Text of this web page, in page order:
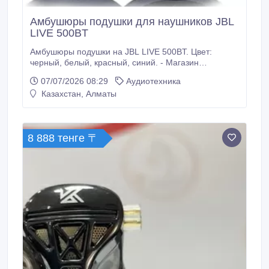
Амбушюры подушки для наушников JBL
LIVE 500BT
Амбушюры подушки на JBL LIVE 500BT. Цвет:
черный, белый, красный, синий. - Магазин
наушники.kz Наш адрес г. Алматы ул. Тимирязева
мкр.Коктем 2 дом 1/1 (слева от Halyk Bank).
07/07/2026 08:29
Аудиотехника
Казахстан, Алматы
8 888 тенге 〒